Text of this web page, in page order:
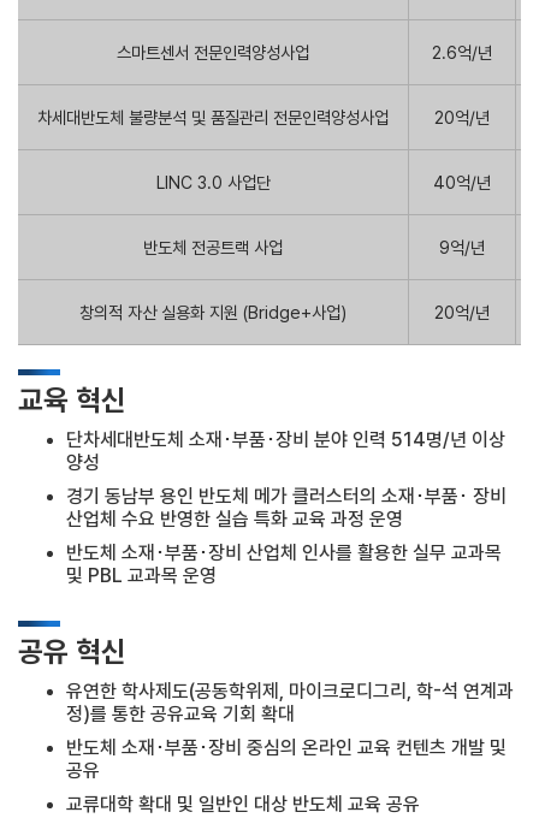
스마트센서 전문인력양성사업 2.6억/년
차세대반도체 불량분석 및 품질관리 전문인력양성사업 20억/년
LINC 3.0 사업단 40억/년
반도체 전공트랙 사업 9억/년
창의적 자산 실용화 지원 (Bridge+사업) 20억/년
교육 혁신
단차세대반도체 소재･부품･장비 분야 인력 514명/년 이상
양성
경기 동남부 용인 반도체 메가 클러스터의 소재･부품･ 장비
산업체 수요 반영한 실습 특화 교육 과정 운영
반도체 소재･부품･장비 산업체 인사를 활용한 실무 교과목
및 PBL 교과목 운영
공유 혁신
유연한 학사제도(공동학위제, 마이크로디그리, 학-석 연계과
정)를 통한 공유교육 기회 확대
반도체 소재･부품･장비 중심의 온라인 교육 컨텐츠 개발 및
공유
교류대학 확대 및 일반인 대상 반도체 교육 공유